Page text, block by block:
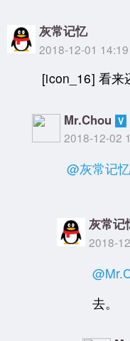
灰常记忆
2018-12-01
[icon_16] 看来
Mr.Chou
2018-12-02
@灰常记忆
灰常记
2018-
去。